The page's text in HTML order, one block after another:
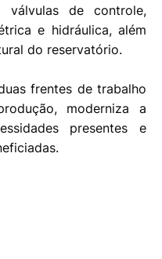
válvulas de controle,
e hidráulica, além
do reservatório.
frentes de trabalho
moderniza a
presentes e